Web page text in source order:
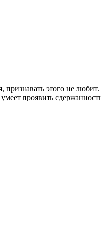
этого не любит.
проявить